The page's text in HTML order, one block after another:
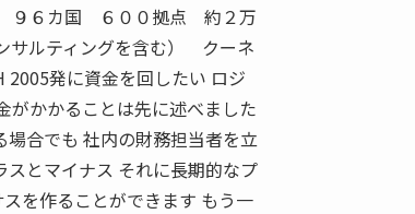
９６カ国 ６００拠点 約２万
サルティングを含む） クーネ
発に資金を回したい ロジ
がかかることは先に述べました
合でも 社内の財務担当者を立
とマイナス それに長期的なプ
を作ることができます もう一